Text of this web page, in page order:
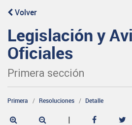
Volver
Legislación y
Oficiales
Primera sección
Primera Resoluciones Detalle
|